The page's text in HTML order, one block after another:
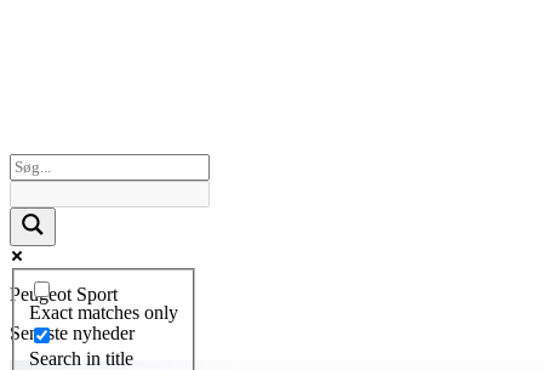
Exact matches only
Search in title
Peugeot Sport
Seneste nyheder